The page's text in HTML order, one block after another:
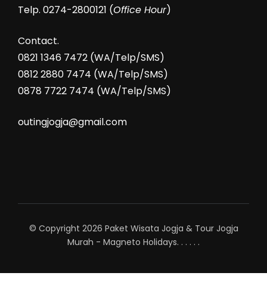
Telp. 0274-2800121 (Office Hour)
Contact.
0821 1346 7472 (WA/Telp/SMS)
0812 2880 7474 (WA/Telp/SMS)
0878 7722 7474 (WA/Telp/SMS)
outingjogja@gmail.com
© Copyright 2026 Paket Wisata Jogja & Tour Jogja
Murah - Magneto Holidays. . . . . .